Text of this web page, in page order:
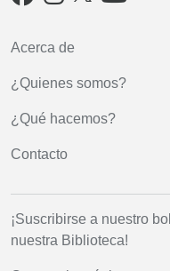
Acerca de
¿Quienes somos?
¿Qué hacemos?
Contacto
¡Suscribirse a nuestro
nuestra Biblioteca!